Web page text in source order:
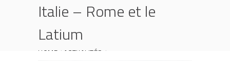
Italie – Rome et le
Latium
HOME
ACTUALITÉS